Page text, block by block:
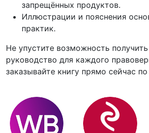
запрещённых продуктов.
Иллюстрации и пояснения
практик.
Не упустите возможность
руководство для каждого
заказывайте книгу прямо сейчас